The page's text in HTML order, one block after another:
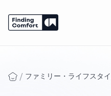
content
/ ファミリー・ライフスタ